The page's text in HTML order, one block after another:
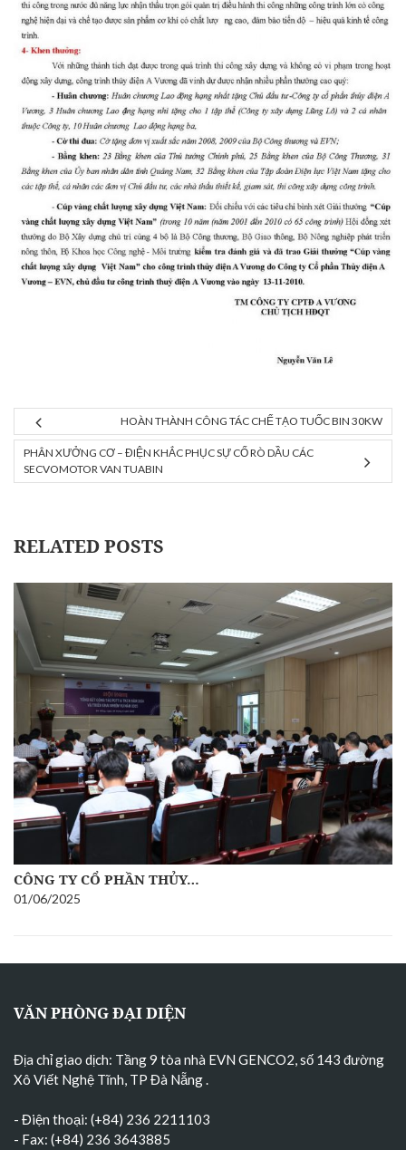
HOÀN THÀNH CÔNG TÁC CHẾ TẠO TUỐC BIN 30KW
PHÂN XƯỞNG CƠ – ĐIỆN KHẮC PHỤC SỰ CỐ RÒ DẦU CÁC
SECVOMOTOR VAN TUABIN
RELATED POSTS
CÔNG TY CỔ PHẦN THỦY…
01/06/2025
VĂN PHÒNG ĐẠI DIỆN
Địa chỉ giao dịch: Tầng 9 tòa nhà EVN GENCO2, số 143 đường
Xô Viết Nghệ Tĩnh, TP Đà Nẵng
- Điện thoại: (+84) 236 2211103
- Fax: (+84) 236 3643885